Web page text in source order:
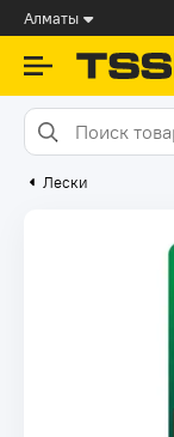
Алматы
Лески